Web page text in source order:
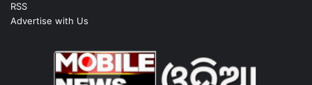
RSS
Advertise with Us